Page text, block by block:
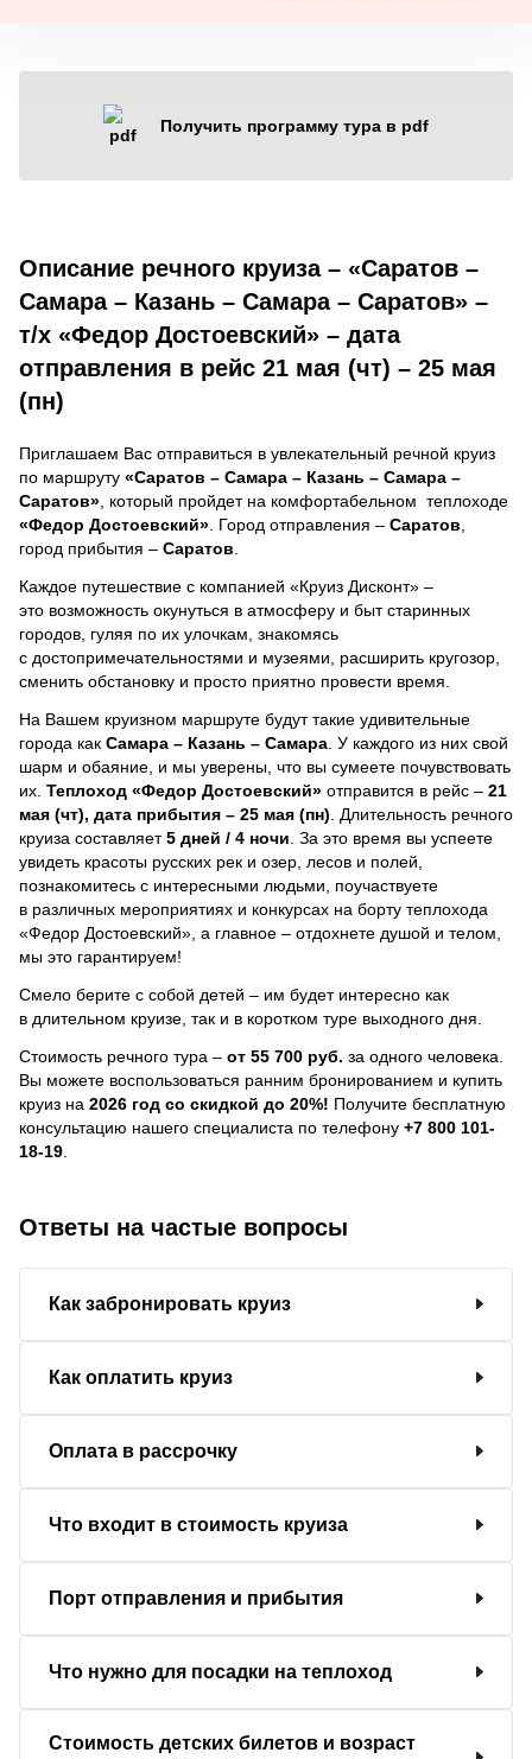
Получить программу тура в pdf
Описание речного круиза – «Саратов –
Самара – Казань – Самара – Саратов» –
т/х «Федор Достоевский» – дата
отправления в рейс 21 мая (чт) – 25 мая
(пн)
Приглашаем Вас отправиться в увлекательный речной круиз
по маршруту «Саратов – Самара – Казань – Самара –
Саратов» , который пройдет на комфортабельном теплоходе
«Федор Достоевский» . Город отправления – Саратов
город прибытия – Саратов
Каждое путешествие с компанией «Круиз Дисконт» –
это возможность окунуться в атмосферу и быт старинных
городов, гуляя по их улочкам, знакомясь
с достопримечательностями и музеями, расширить кругозор,
сменить обстановку и просто приятно провести время.
На Вашем круизном маршруте будут такие удивительные
города как Самара – Казань – Самара . У каждого из них свой
шарм и обаяние, и мы уверены, что вы сумеете почувствовать
их. Теплоход «Федор Достоевский» отправится в рейс – 21
мая (чт), дата прибытия – 25 мая (пн) . Длительность речного
круиза составляет5 дней / 4 ночи За это время вы успеете
увидеть красоты русских рек и озер, лесов и полей,
познакомитесь с интересными людьми, поучаствуете
в различных мероприятиях и конкурсах на борту теплохода
«Федор Достоевский», а главное – отдохнете душой и телом,
мы это гарантируем!
Смело берите с собой детей – им будет интересно как
в длительном круизе, так и в коротком туре выходного дня.
Стоимость речного тура – от 55 700 руб. за одного человека.
Вы можете воспользоваться ранним бронированием и купить
круиз на 2026 год со скидкой до 20%! Получите бесплатную
консультацию нашего специалиста по телефону +7 800 101-
18-19
Ответы на частые вопросы
Как забронировать круиз
Как оплатить круиз
Оплата в рассрочку
Что входит в стоимость круиза
Порт отправления и прибытия
Что нужно для посадки на теплоход
Стоимость детских билетов и возраст